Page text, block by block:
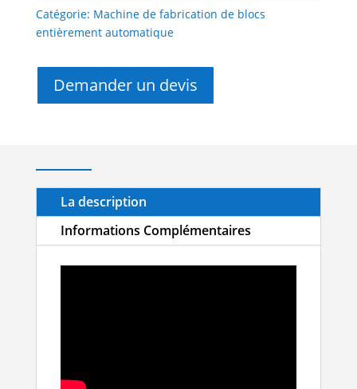
Catégorie: Machine de fabrication de blocs
entièrement automatique
Demander un devis
La description
Informations Complémentaires